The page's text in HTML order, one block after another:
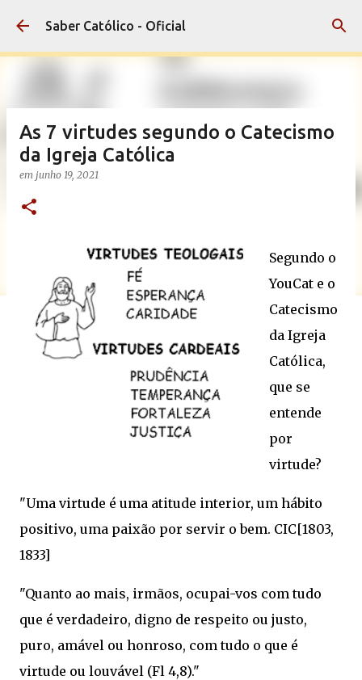
Pular para o conteúdo principal
Saber Católico - Oficial
As 7 virtudes segundo o Catecismo
da Igreja Católica
em junho 19, 2021
Segundo o
YouCat e o
Catecismo
da Igreja
Católica,
que se
entende
por
virtude?
"Uma virtude é uma atitude interior, um hábito
positivo, uma paixão por servir o bem. CIC[1803,
1833]
"Quanto ao mais, irmãos, ocupai-vos com tudo
que é verdadeiro, digno de respeito ou justo,
puro, amável ou honroso, com tudo o que é
virtude ou louvável (Fl 4,8)."